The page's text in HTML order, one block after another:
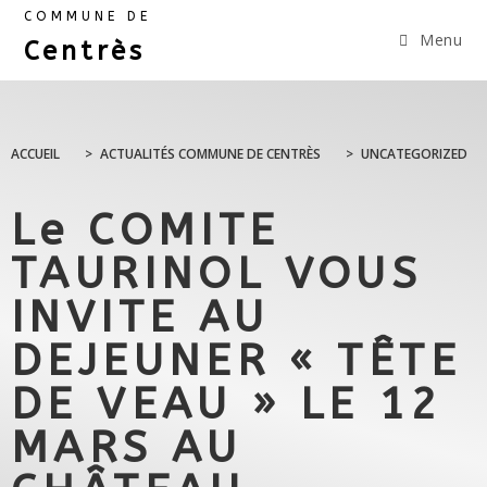
COMMUNE DE
Centrès Menu
ACCUEIL > ACTUALITÉS COMMUNE DE CENTRÈS > UNCATEGORIZED
Le COMITE
TAURINOL VOUS
INVITE AU
DEJEUNER « TÊTE
DE VEAU » LE 12
MARS AU